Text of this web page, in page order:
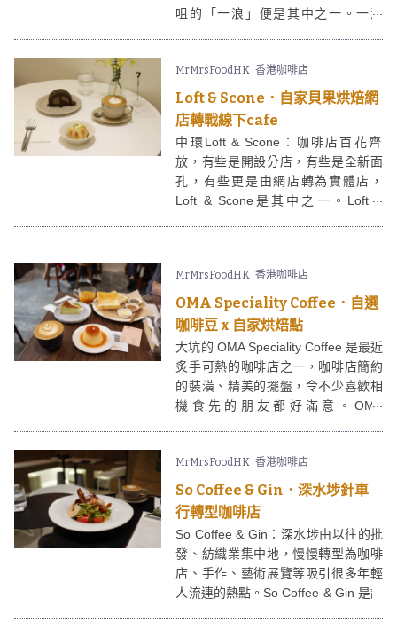
咀的「一浪」便是其中之一。一浪
覺，台式三文治材料豐富，亦有供應
croffle；店家更細心地設有狗狗餐
牌，提供無添加的狗狗鮮食。
MrMrsFoodHK 香港咖啡店
Loft & Scone．自家貝果烘焙網
店轉戰線下cafe
中環Loft & Scone：咖啡店百花齊
放，有些是開設分店，有些是全新面
孔，有些更是由網店轉為實體店，
Loft & Scone是其中之一。Loft &
MrMrsFoodHK 香港咖啡店
OMA Speciality Coffee．自選
咖啡豆 x 自家烘焙點
大坑的 OMA Speciality Coffee 是最近
炙手可熱的咖啡店之一，咖啡店簡約
的裝潢、精美的擺盤，令不少喜歡相
機食先的朋友都好滿意。OMA
牌中的新奧爾良烤卡疆雞腿深受歡
迎。咖啡同樣是 OMA Speciality
Coffee 的主打，客人可以自選咖啡豆
及沖製方法例如虹吸、機沖、冰滴
等。
MrMrsFoodHK 香港咖啡店
So Coffee & Gin．深水埗針車
行轉型咖啡店
So Coffee & Gin：深水埗由以往的批
發、紡織業集中地，慢慢轉型為咖啡
店、手作、藝術展覽等吸引很多年輕
人流連的熱點。So Coffee & Gin 是該